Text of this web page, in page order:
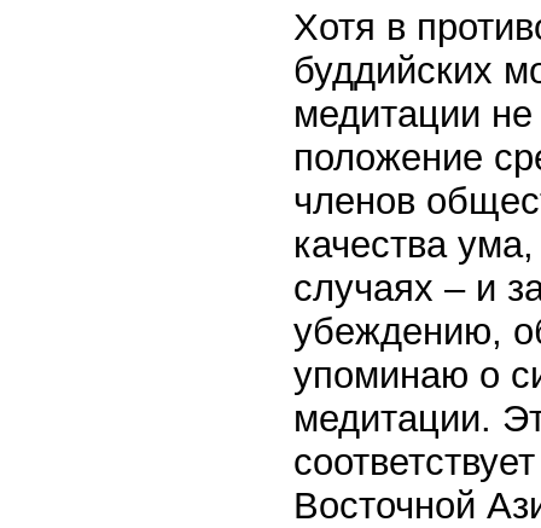
Хотя в
буддийских
медитации
положение
членов
качества
случаях – и
убеждению,
упоминаю о
медитации.
Восточной